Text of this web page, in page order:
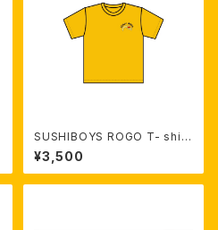
SUSHIBOYS ROGO T- shirt
（Yellow）【受注生産】
¥3,500